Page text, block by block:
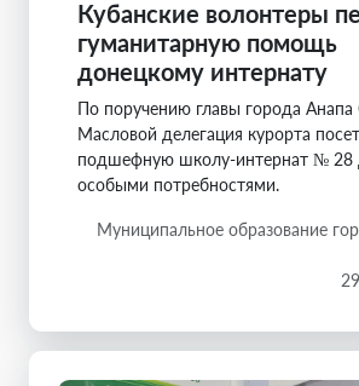
Кубанские волонтеры
гуманитарную помощь
донецкому интернату
По поручению главы города Анапа
Масловой делегация курорта
подшефную школу-интернат № 28
особыми потребностями.
Муниципальное образование